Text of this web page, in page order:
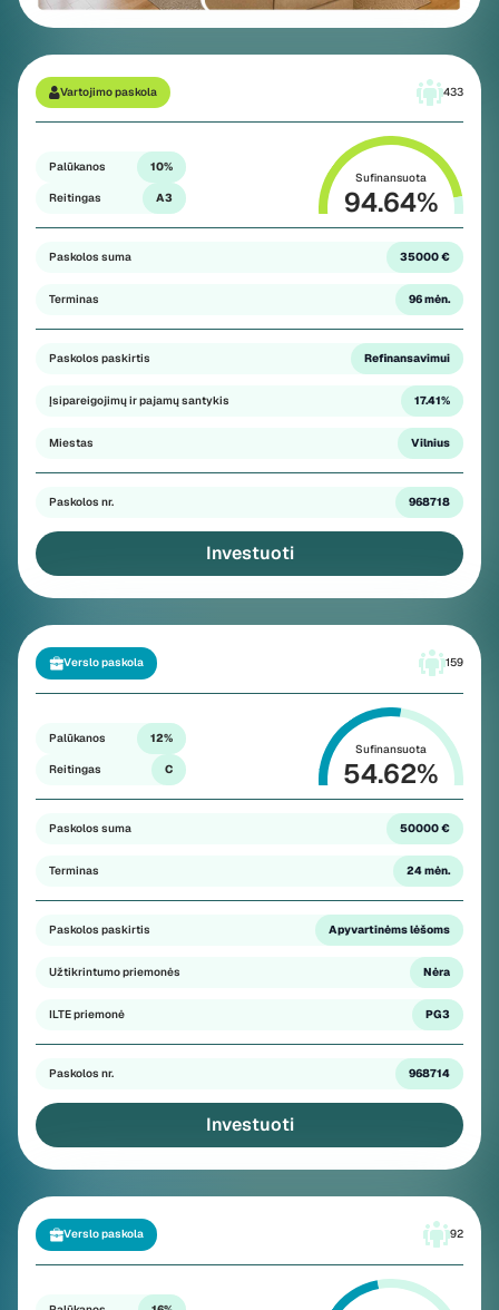
Vartojimo paskola 433
Palūkanos 10%
Reitingas A3
Sufinansuota
94.64%
Paskolos suma 35000 €
Terminas 96 mėn.
Paskolos paskirtis Refinansavimui
Įsipareigojimų ir pajamų santykis 17.41%
Miestas Vilnius
Paskolos nr. 968718
Investuoti
Verslo paskola 159
Palūkanos 12%
Reitingas C
Sufinansuota
54.62%
Paskolos suma 50000 €
Terminas 24 mėn.
Paskolos paskirtis Apyvartinėms lėšoms
Užtikrintumo priemonės Nėra
ILTE priemonė PG3
Paskolos nr. 968714
Investuoti
Verslo paskola 92